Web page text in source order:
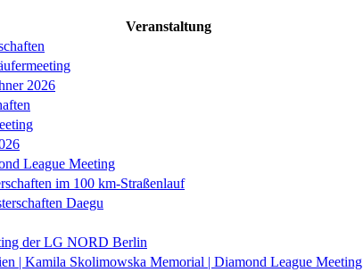
Veranstaltung
2026
League Meeting
im 100 km-Straßenlauf
Daegu
der LG NORD Berlin
| Kamila Skolimowska Memorial | Diamond League Meeting